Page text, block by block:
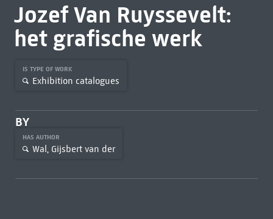
Jozef Van Ruyssevelt:
het grafische werk
IS TYPE OF WORK
Exhibition catalogues
BY
HAS AUTHOR
Wal, Gijsbert van der